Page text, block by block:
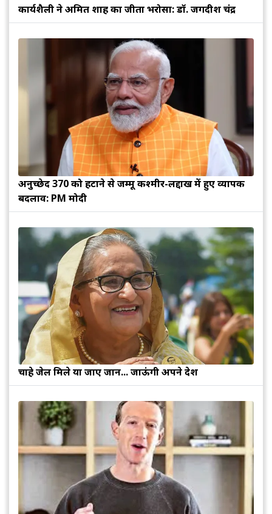
कार्यशैली ने अमित शाह का जीता भरोसा: डॉ. जगदीश चंद्र
अनुच्छेद 370 को हटाने से जम्मू कश्मीर-लद्दाख में हुए व्यापक
बदलाव: PM मोदी
चाहे जेल मिले या जाए जान... जाऊंगी अपने देश